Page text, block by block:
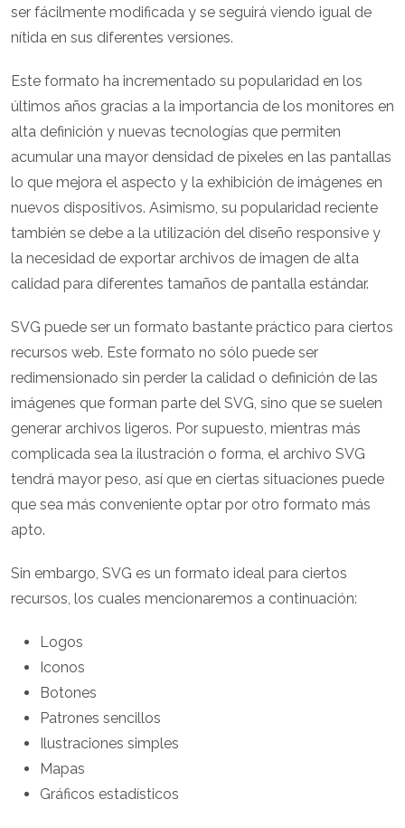
ser fácilmente modificada y se seguirá viendo igual de
nítida en sus diferentes versiones.
Este formato ha incrementado su popularidad en los
últimos años gracias a la importancia de los monitores en
alta definición y nuevas tecnologías que permiten
acumular una mayor densidad de pixeles en las pantallas
lo que mejora el aspecto y la exhibición de imágenes en
nuevos dispositivos. Asimismo, su popularidad reciente
también se debe a la utilización del diseño responsive y
la necesidad de exportar archivos de imagen de alta
calidad para diferentes tamaños de pantalla estándar.
SVG puede ser un formato bastante práctico para ciertos
recursos web. Este formato no sólo puede ser
redimensionado sin perder la calidad o definición de las
imágenes que forman parte del SVG, sino que se suelen
generar archivos ligeros. Por supuesto, mientras más
complicada sea la ilustración o forma, el archivo SVG
tendrá mayor peso, así que en ciertas situaciones puede
que sea más conveniente optar por otro formato más
apto.
Sin embargo, SVG es un formato ideal para ciertos
recursos, los cuales mencionaremos a continuación:
Logos
Iconos
Botones
Patrones sencillos
Ilustraciones simples
Mapas
Gráficos estadísticos